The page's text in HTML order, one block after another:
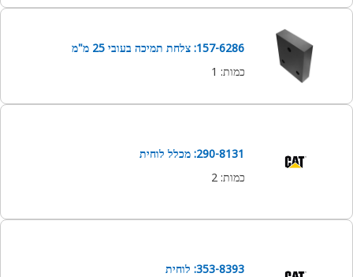
157-6286: צלחת תמיכה בעובי 25 מ"מ
כמות:
1
290-8131: מכלל לוחית
כמות:
2
353-8393: לוחית